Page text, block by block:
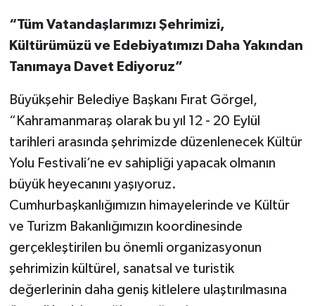
“Tüm Vatandaşlarımızı Şehrimizi,
Kültürümüzü ve Edebiyatımızı Daha Yakından
Tanımaya Davet Ediyoruz”
Büyükşehir Belediye Başkanı Fırat Görgel,
“Kahramanmaraş olarak bu yıl 12 - 20 Eylül
tarihleri arasında şehrimizde düzenlenecek Kültür
Yolu Festivali’ne ev sahipliği yapacak olmanın
büyük heyecanını yaşıyoruz.
Cumhurbaşkanlığımızın himayelerinde ve Kültür
ve Turizm Bakanlığımızın koordinesinde
gerçekleştirilen bu önemli organizasyonun
şehrimizin kültürel, sanatsal ve turistik
değerlerinin daha geniş kitlelere ulaştırılmasına